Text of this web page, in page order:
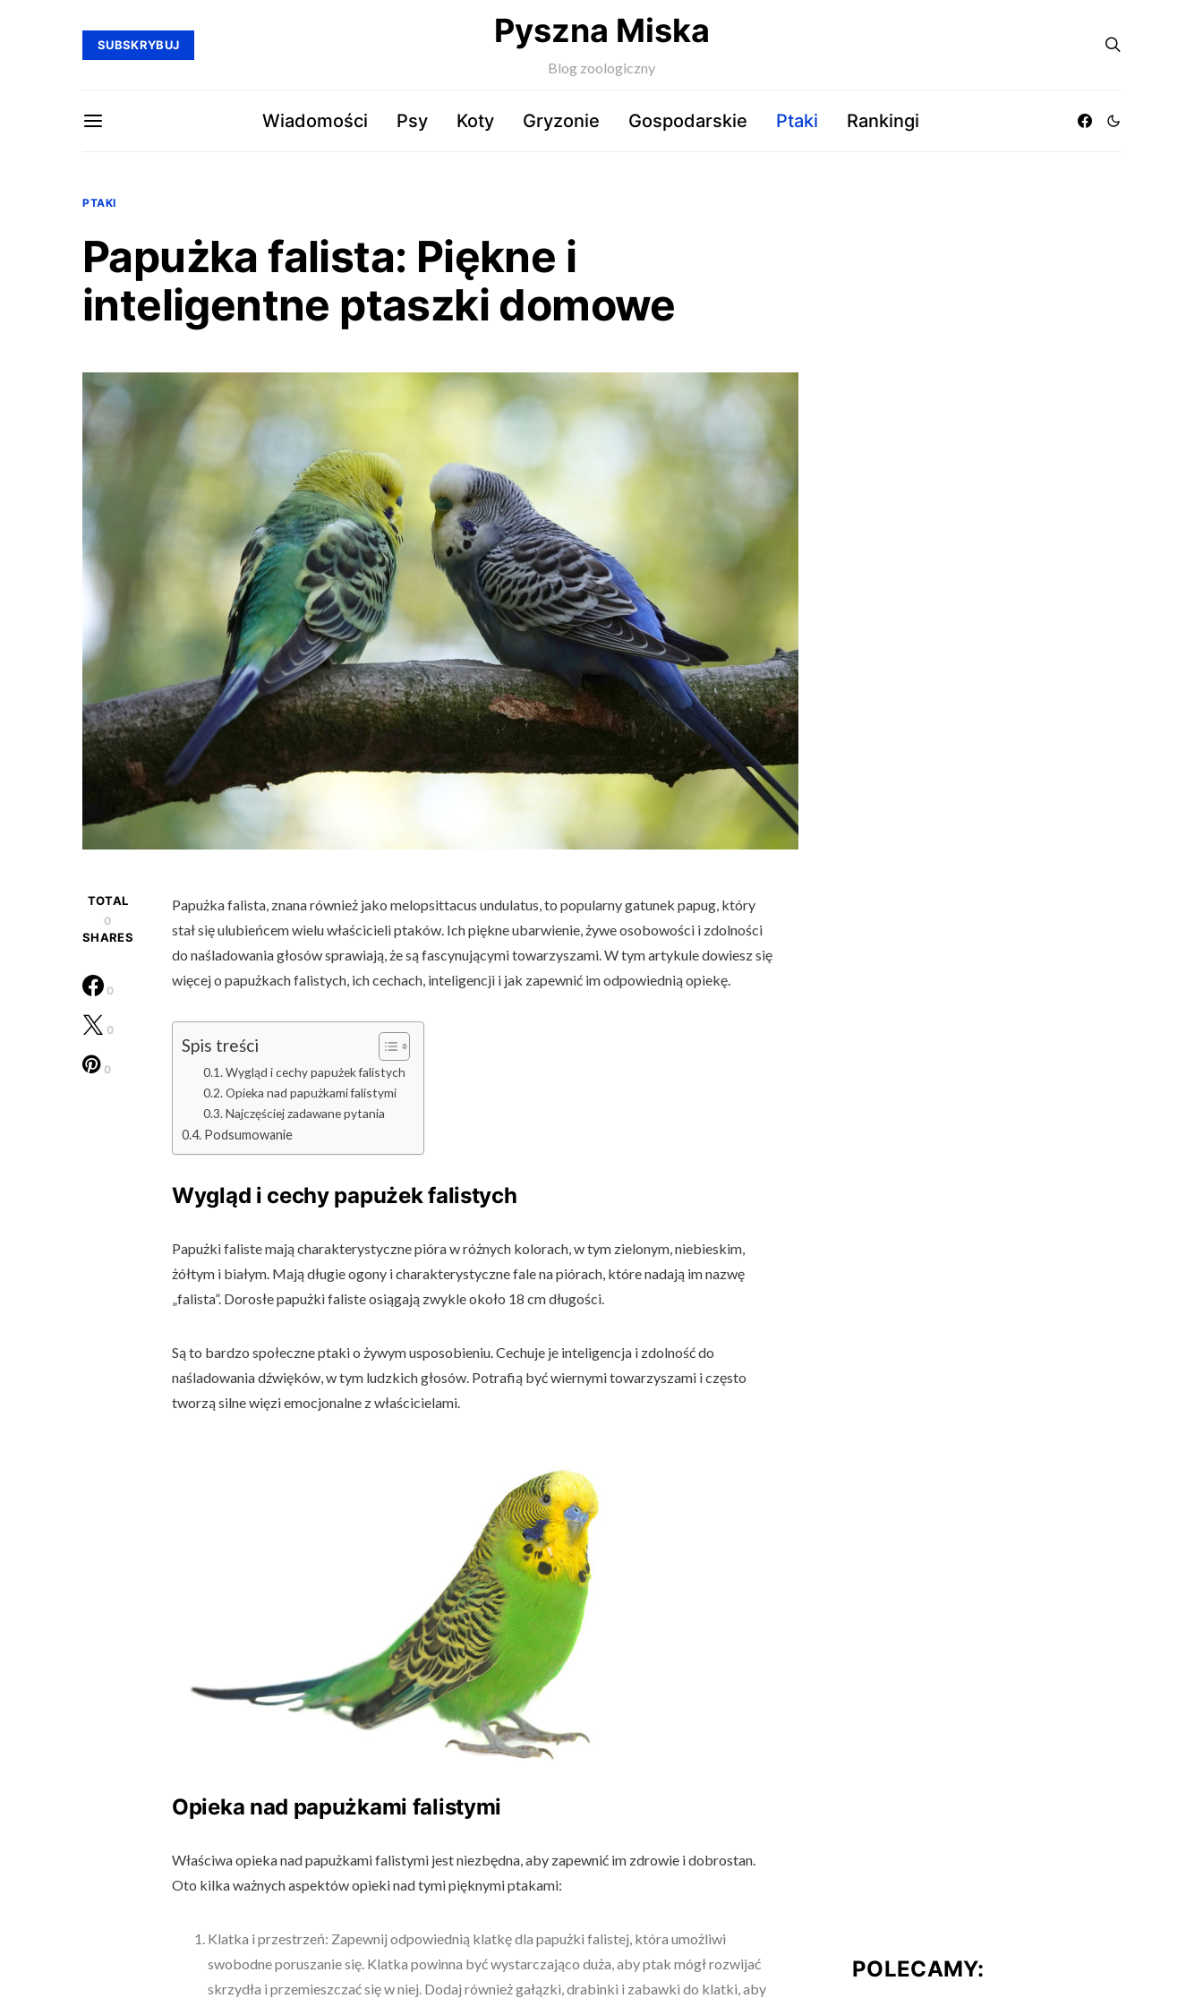
SUBSKRYBUJ Pyszna Miska
Blog zoologiczny
Wiadomości Psy Koty Gryzonie Gospodarskie Ptaki Rankingi
PTAKI
Papużka falista: Piękne i
inteligentne ptaszki domowe
TOTAL
0
SHARES
0
0
0
Papużka falista, znana również jako melopsittacus undulatus, to popularny gatunek papug, który
stał się ulubieńcem wielu właścicieli ptaków. Ich piękne ubarwienie, żywe osobowości i zdolności
do naśladowania głosów sprawiają, że są fascynującymi towarzyszami. W tym artykule dowiesz się
więcej o papużkach falistych, ich cechach, inteligencji i jak zapewnić im odpowiednią opiekę.
Spis treści
Wygląd i cechy papużek falistych
Opieka nad papużkami falistymi
Najczęściej zadawane pytania
Podsumowanie
Wygląd i cechy papużek falistych
Papużki faliste mają charakterystyczne pióra w różnych kolorach, w tym zielonym, niebieskim,
żółtym i białym. Mają długie ogony i charakterystyczne fale na piórach, które nadają im nazwę
„falista”. Dorosłe papużki faliste osiągają zwykle około 18 cm długości.
Są to bardzo społeczne ptaki o żywym usposobieniu. Cechuje je inteligencja i zdolność do
naśladowania dźwięków, w tym ludzkich głosów. Potrafią być wiernymi towarzyszami i często
tworzą silne więzi emocjonalne z właścicielami.
Opieka nad papużkami falistymi
Właściwa opieka nad papużkami falistymi jest niezbędna, aby zapewnić im zdrowie i dobrostan.
Oto kilka ważnych aspektów opieki nad tymi pięknymi ptakami:
Klatka i przestrzeń: Zapewnij odpowiednią klatkę dla papużki falistej, która umożliwi
swobodne poruszanie się. Klatka powinna być wystarczająco duża, aby ptak mógł rozwijać
skrzydła i przemieszczać się w niej. Dodaj również gałązki, drabinki i zabawki do klatki, aby
POLECAMY: